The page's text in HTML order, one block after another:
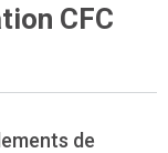
CFC
de